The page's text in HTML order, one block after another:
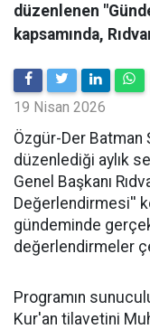
düzenlenen
kapsamında,
19 Nisan 2026
​Özgür-Der Batman
düzenlediği aylık
Genel Başkanı
Değerlendirmesi''
gündeminde
değerlendirmeler
Programın
Kur'an tilavetini